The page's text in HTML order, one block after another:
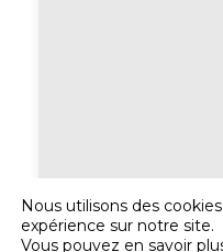
Nous utilisons des
expérience sur notre site.
Vous pouvez en savoir